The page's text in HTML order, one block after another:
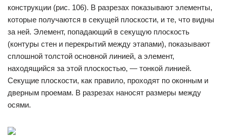
конструкции (рис. 106). В разрезах показывают элементы,
которые получаются в секущей плоскости, и те, что видны
за ней. Элемент, попадающий в секущую плоскость
(контуры стен и перекрытий между этапами), показывают
сплошной толстой основной линией, а элемент,
находящийся за этой плоскостью, — тонкой линией.
Секущие плоскости, как правило, проходят по оконным и
дверным проемам. В разрезах наносят размеры между
осями.